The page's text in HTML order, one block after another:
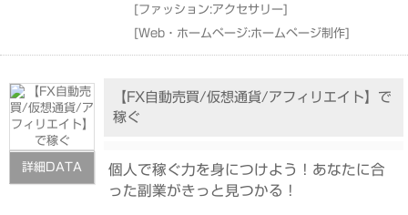
[ファッション:アクセサリー]
[Web・ホームページ:ホームページ制作]
詳細DATA
【FX自動売買/仮想通貨/アフィリエイト】で
稼ぐ
個人で稼ぐ力を身につけよう！あなたに合
った副業がきっと見つかる！